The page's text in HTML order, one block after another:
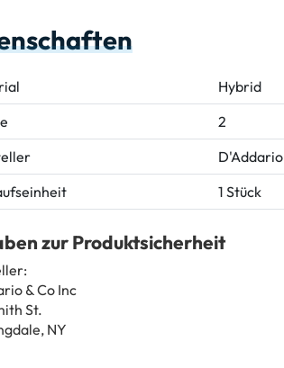
Hybrid
2
D'Addario
1 Stück
zur Produktsicherheit
& Co Inc
St.
NY